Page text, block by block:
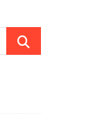
Cerca